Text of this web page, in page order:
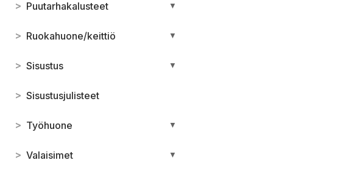
> Puutarhakalusteet ▼
> Ruokahuone/keittiö ▼
> Sisustus ▼
> Sisustusjulisteet
> Työhuone ▼
> Valaisimet ▼